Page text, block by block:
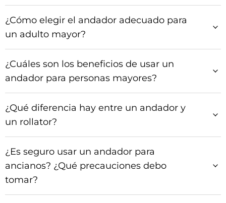
¿Cómo elegir el andador adecuado para
un adulto mayor?
¿Cuáles son los beneficios de usar un
andador para personas mayores?
¿Qué diferencia hay entre un andador y
un rollator?
¿Es seguro usar un andador para
ancianos? ¿Qué precauciones debo
tomar?